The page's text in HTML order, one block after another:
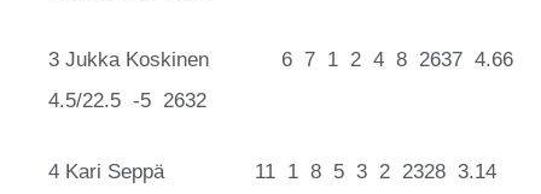
3 Jukka Koskinen 6 7 1 2 4 8 2637 4.66
4.5/22.5 -5 2632
4 Kari Seppä 11 1 8 5 3 2 2328 3.14